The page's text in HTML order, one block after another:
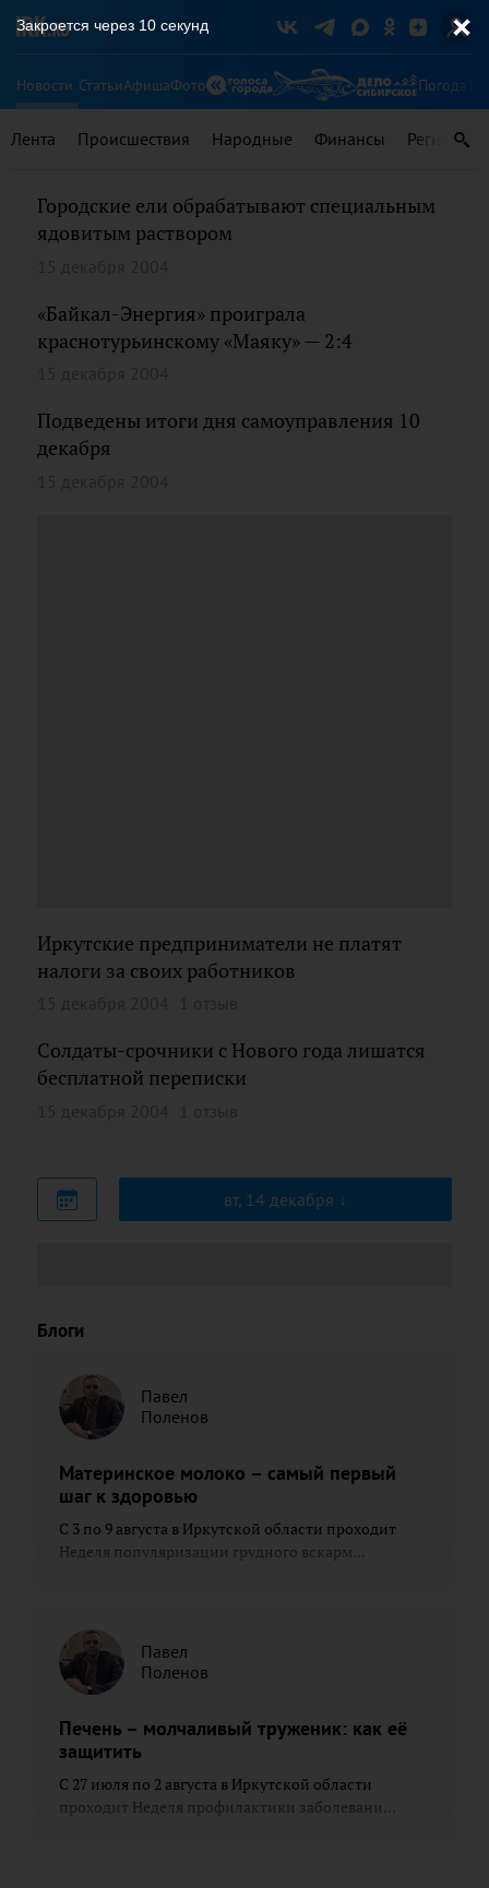
Новости СтатьиАфишаФото Погода
Лента Происшествия Народные Финансы Регионы
Городские ели обрабатывают специальным
ядовитым раствором
«Байкал-Энергия» проиграла
краснотурьинскому «Маяку» — 2:4
Подведены итоги дня самоуправления 10
декабря
Иркутские предприниматели не платят
налоги за своих работников
Солдаты-срочники с Нового года лишатся
бесплатной переписки
вт, 14 декабря
Блоги
Павел
Поленов
Материнское молоко – самый первый
шаг к здоровью
С 3 по 9 августа в Иркутской области проходит
Неделя популяризации грудного вскарм...
Павел
Поленов
Печень – молчаливый труженик: как её
защитить
С 27 июля по 2 августа в Иркутской области
проходит Неделя профилактики заболевани...
Закроется через 10 секунд